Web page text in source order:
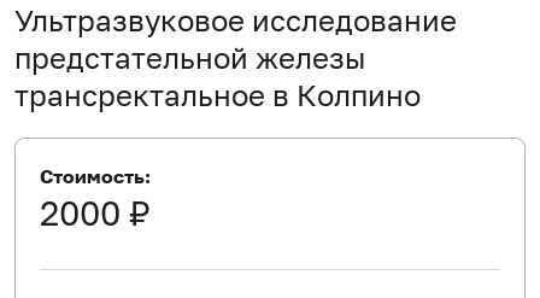
Ультразвуковое исследование
предстательной железы
трансректальное в Колпино
Стоимость:
2000 ₽